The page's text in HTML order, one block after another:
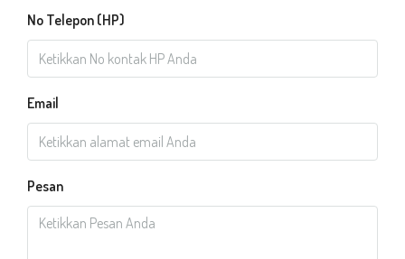
No Telepon (HP)
Email
Pesan